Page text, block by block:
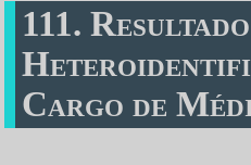
111.
Cargo de